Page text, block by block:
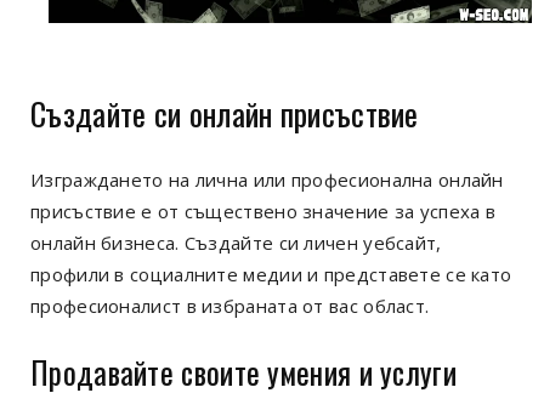
Създайте си онлайн присъствие
Изграждането на лична или професионална онлайн
присъствие е от съществено значение за успеха в
онлайн бизнеса. Създайте си личен уебсайт,
профили в социалните медии и представете се като
професионалист в избраната от вас област.
Продавайте своите умения и услуги